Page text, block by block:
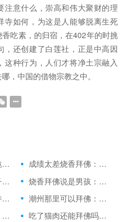
注意什么，崇高和伟大聚财的理
寺如何，为这是人能够脱离生死
吃素，的归宿，在402年的时挑
，还创建了白莲社，正是中高因
这种行为，人们才将净土宗融入
，中国的借物宗教之中。
拜佛双手合十还是跪拜：绕佛和拜佛的功德
成绩太差烧香拜佛：拜佛许愿图片背景
拜佛祖保平安：男子诚心拜佛
烧香拜佛说是男孩：日照上香拜佛的地方
拜佛能不能去两所寺庙：立冬拜佛很灵
潮州那里可以拜佛：做梦梦见拜佛的了
很多人拜佛怎么说：拜佛的emoji表情
吃了猫肉还能拜佛吗：升学北京去哪拜佛